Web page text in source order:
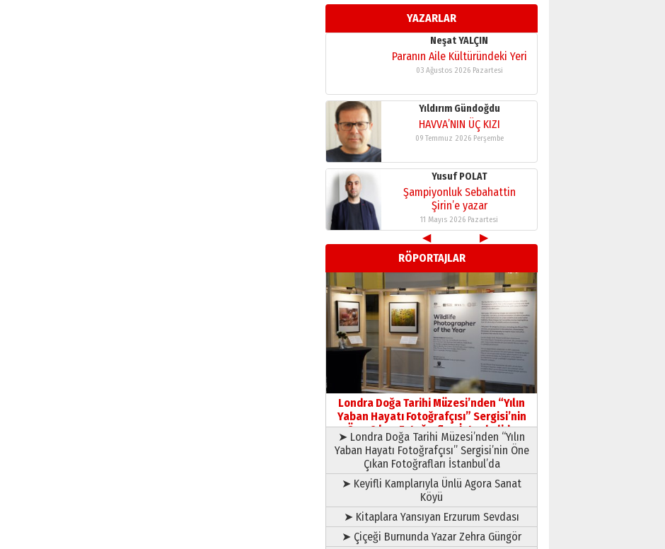
YAZARLAR
11 Mayıs 2026 Pazartesi
Neşat YALÇIN
Paranın Aile Kültüründeki Yeri
03 Ağustos 2026 Pazartesi
Yıldırım Gündoğdu
HAVVA’NIN ÜÇ KIZI
09 Temmuz 2026 Perşembe
Yusuf POLAT
Şampiyonluk Sebahattin
Şirin’e yazar
11 Mayıs 2026 Pazartesi
Neşat YALÇIN
Paranın Aile Kültüründeki Yeri
03 Ağustos 2026 Pazartesi
Yıldırım Gündoğdu
HAVVA’NIN ÜÇ KIZI
09 Temmuz 2026 Perşembe
Yusuf POLAT
Şampiyonluk Sebahattin
Şirin’e yazar
11 Mayıs 2026 Pazartesi
◀
▶
RÖPORTAJLAR
Londra Doğa Tarihi Müzesi’nden “Yılın
Yaban Hayatı Fotoğrafçısı” Sergisi’nin
Öne Çıkan Fotoğrafları İstanbul’da
➤ Londra Doğa Tarihi Müzesi’nden “Yılın
Yaban Hayatı Fotoğrafçısı” Sergisi’nin Öne
Çıkan Fotoğrafları İstanbul’da
➤ Keyifli Kamplarıyla Ünlü Agora Sanat
Köyü
➤ Kitaplara Yansıyan Erzurum Sevdası
➤ Çiçeği Burnunda Yazar Zehra Güngör